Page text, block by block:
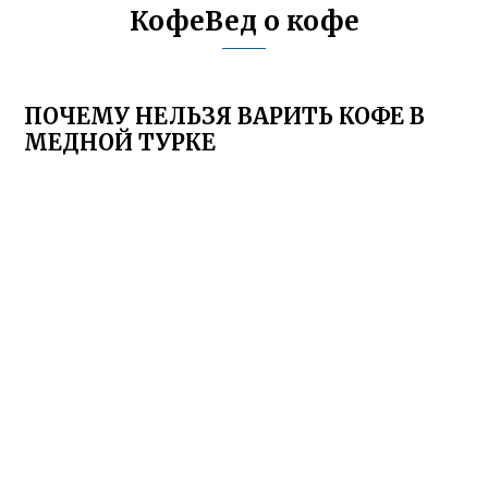
КофеВед о кофе
ПОЧЕМУ НЕЛЬЗЯ ВАРИТЬ КОФЕ В
МЕДНОЙ ТУРКЕ